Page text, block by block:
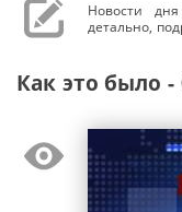
Новости
детально,
Как это было -